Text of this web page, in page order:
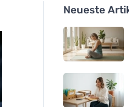
Neueste